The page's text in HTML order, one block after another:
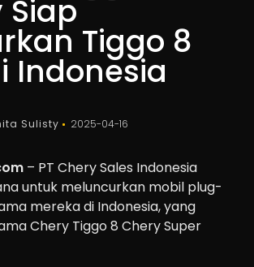
Siap
Tiggo 8
Indonesia
Sulisty 2025-04-16
– PT Chery Sales Indonesia
untuk meluncurkan mobil plug-
mereka di Indonesia, yang
Chery Tiggo 8 Chery Super